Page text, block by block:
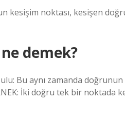
kesişim noktası, kesişen
demek?
Bu aynı zamanda doğrunun
İki doğru tek bir noktada